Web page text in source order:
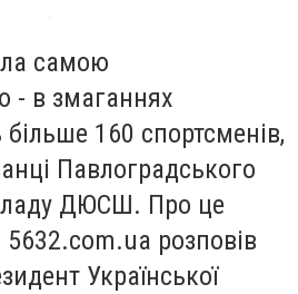
самою
- в змаганнях
160 спортсменів,
Павлоградського
ДЮСШ. Про це
5632.com.ua розповів
Української